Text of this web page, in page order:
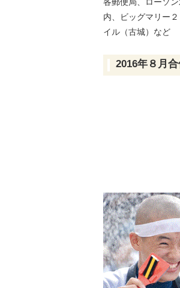
内、ビッグマリー
イル（古城）
2016年８月